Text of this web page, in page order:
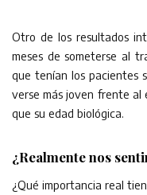
Otro de los resultados
meses de someterse al
que tenían los pacientes
verse más joven frente al
que su edad biológica.
¿Realmente nos
¿Qué importancia real